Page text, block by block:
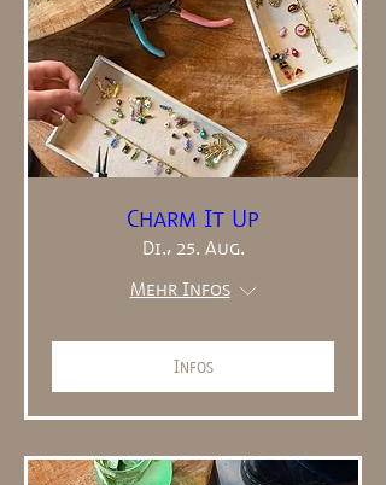
Charm It Up
Di., 25. Aug.
Mehr Infos
Infos